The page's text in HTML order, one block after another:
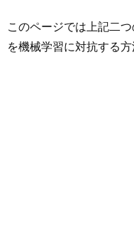
このページでは上記二
を機械学習に対抗する方